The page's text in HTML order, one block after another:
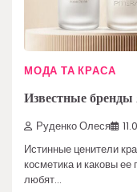
МОДА ТА КРАСА
Известные
Руденко Олеся
Истинные ценители
косметика и каковы
любят…